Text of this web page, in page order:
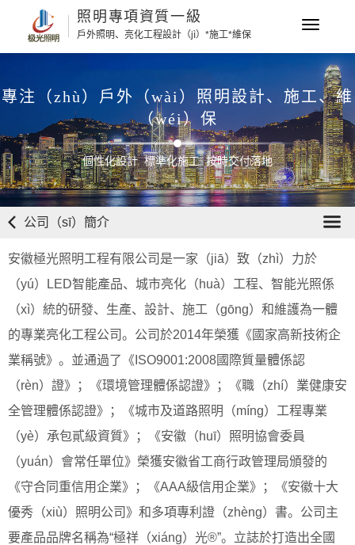
照明專項資質一級
戶外照明、亮化工程設計（jì）*施工*維保
Toggle
專注（zhù）戶外（wài）照明設計、施工、維
（wéi）保
個性化設計 標準化施工 按時交付落地
公司（sī）簡介
安徽極光照明工程有限公司是一家（jiā）致（zhì）力於
（yú）LED智能產品、城市亮化（huà）工程、智能光照係
（xì）統的研發、生產、設計、施工（gōng）和維護為一體
的專業亮化工程公司。公司於2014年榮獲《國家高新技術企
業稱號》。並通過了《ISO9001:2008國際質量體係認
（rèn）證》；《環境管理體係認證》；《職（zhí）業健康安
全管理體係認證》；《城市及道路照明（míng）工程專業
（yè）承包貳級資質》；《安徽（huī）照明協會委員
（yuán）會常任單位》榮獲安徽省工商行政管理局頒發的
《守合同重信用企業》；《AAA級信用企業》；《安徽十大
優秀（xiù）照明公司》和多項專利證（zhèng）書。公司主
要產品品牌名稱為“極祥（xiáng）光®”。立誌於打造出全國